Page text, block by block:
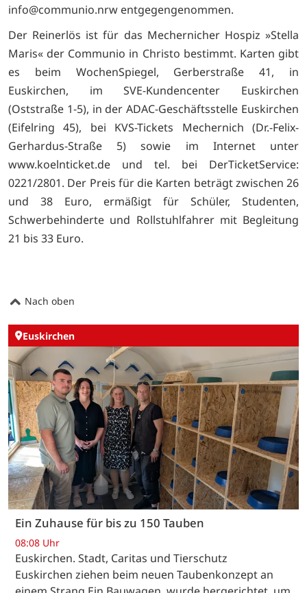
info@communio.nrw entgegengenommen.
Der Reinerlös ist für das Mechernicher Hospiz »Stella
Maris« der Communio in Christo bestimmt. Karten gibt
es beim WochenSpiegel, Gerberstraße 41, in
Euskirchen, im SVE-Kundencenter Euskirchen
(Oststraße 1-5), in der ADAC-Geschäftsstelle Euskirchen
(Eifelring 45), bei KVS-Tickets Mechernich (Dr.-Felix-
Gerhardus-Straße 5) sowie im Internet unter
www.koelnticket.de und tel. bei DerTicketService:
0221/2801. Der Preis für die Karten beträgt zwischen 26
und 38 Euro, ermäßigt für Schüler, Studenten,
Schwerbehinderte und Rollstuhlfahrer mit Begleitung
21 bis 33 Euro.
Nach oben
Euskirchen
Ein Zuhause für bis zu 150 Tauben
08:08 Uhr
Euskirchen. Stadt, Caritas und Tierschutz
Euskirchen ziehen beim neuen Taubenkonzept an